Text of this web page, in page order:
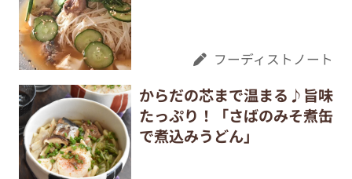
フーディストノート
からだの芯まで温まる♪旨味
たっぷり！「さばのみそ煮缶
で煮込みうどん」